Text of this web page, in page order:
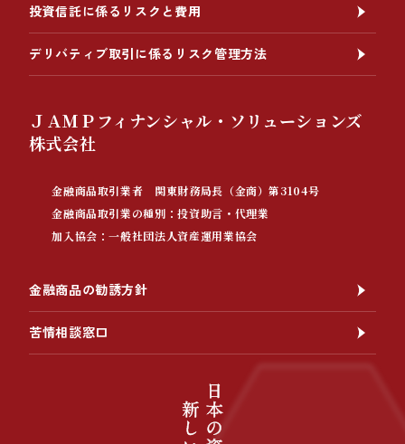
投資信託に係るリスクと費用
デリバティブ取引に係るリスク管理方法
ＪＡＭＰフィナンシャル・ソリューションズ
株式会社
金融商品取引業者 関東財務局長（金商）第3104号
金融商品取引業の種別：投資助言・代理業
加入協会：一般社団法人資産運用業協会
金融商品の勧誘方針
苦情相談窓口